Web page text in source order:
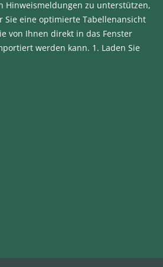
Hinweismeldungen zu unterstützen,
Sie eine optimierte Tabellenansicht
von Ihnen direkt in das Fenster
werden kann. 1. Laden Sie